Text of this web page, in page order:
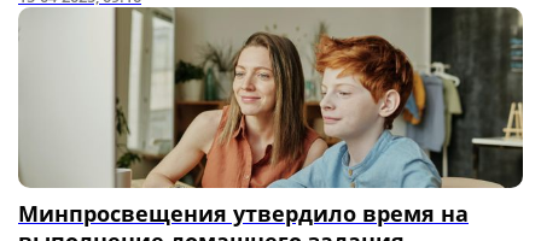
Минпросвещения утвердило время на